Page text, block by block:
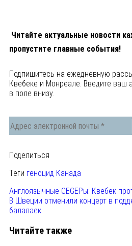
Читайте актуальные новости
пропустите главные события!
Подпишитесь на ежедневную
Квебеке и Монреале. Введите ваш адрес электронной почты
в поле внизу.
Поделиться
Теги геноцид Канада
Англоязычные CEGEPы: Квебек
В Швеции отменили концерт в
балалаек
Читайте также